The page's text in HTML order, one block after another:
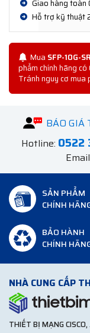
Giao hàng toàn
Hỗ trợ kỹ thuật
Mua SFP-10G-
phẩm chính hãng
Tránh nguy cơ mua
BÁO GIÁ
Hotline: 0522
SẢN PHẨM
CHÍNH
BẢO HÀNH
CHÍNH
NHÀ CUNG CẤP
THIẾT BỊ MẠNG